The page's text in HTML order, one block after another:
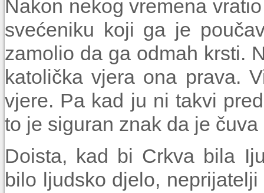
Nakon nekog vremena
svećeniku koji ga je
zamolio da ga odmah krsti.
katolička vjera ona prava.
vjere. Pa kad ju ni takvi
to je siguran znak da je čuva
Doista, kad bi Crkva bila
bilo ljudsko djelo,